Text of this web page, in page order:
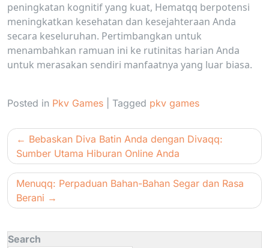
peningkatan kognitif yang kuat, Hematqq berpotensi
meningkatkan kesehatan dan kesejahteraan Anda
secara keseluruhan. Pertimbangkan untuk
menambahkan ramuan ini ke rutinitas harian Anda
untuk merasakan sendiri manfaatnya yang luar biasa.
Posted in Pkv Games Tagged pkv games
Post
navigation
Bebaskan Diva Batin Anda dengan Divaqq:
Sumber Utama Hiburan Online Anda
Menuqq: Perpaduan Bahan-Bahan Segar dan Rasa
Berani
Search